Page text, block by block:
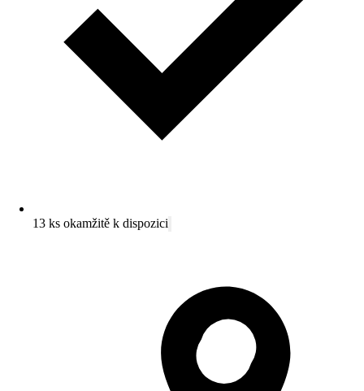
13 ks okamžitě k dispozici